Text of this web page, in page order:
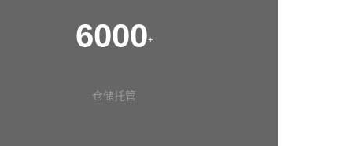
6000+
仓储托管